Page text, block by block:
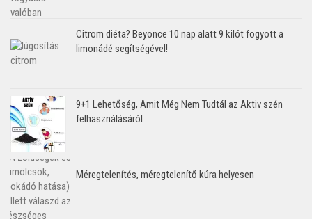
Citrom diéta? Beyonce 10 nap alatt 9 kilót fogyott a
limonádé segítségével!
9+1 Lehetőség, Amit Még Nem Tudtál az Aktiv szén
felhasználásáról
Méregtelenítés, méregtelenítő kúra helyesen